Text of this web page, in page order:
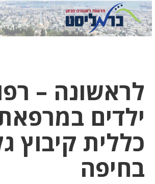
לראשונה –
ילדים
כללית קיבוץ
בחיפה